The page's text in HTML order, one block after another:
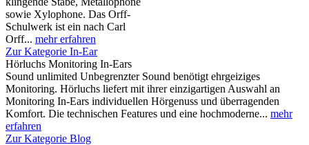
sowie Xylophone. Das Orff-
Schulwerk ist ein nach Carl
Orff... mehr erfahren
Zur Kategorie In-Ear
Hörluchs Monitoring In-Ears
Sound unlimited Unbegrenzter Sound benötigt ehrgeiziges
Monitoring. Hörluchs liefert mit ihrer einzigartigen Auswahl an
Monitoring In-Ears individuellen Hörgenuss und überragenden
Komfort. Die technischen Features und eine hochmoderne... mehr
erfahren
Zur Kategorie Blog